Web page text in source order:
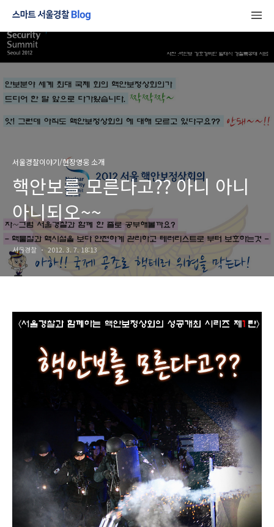
서울경찰이야기/현장영웅 소개
핵안보를 모른다고?? 아니 아니
아니되오~~
서울경찰 2012. 3. 7. 18:13